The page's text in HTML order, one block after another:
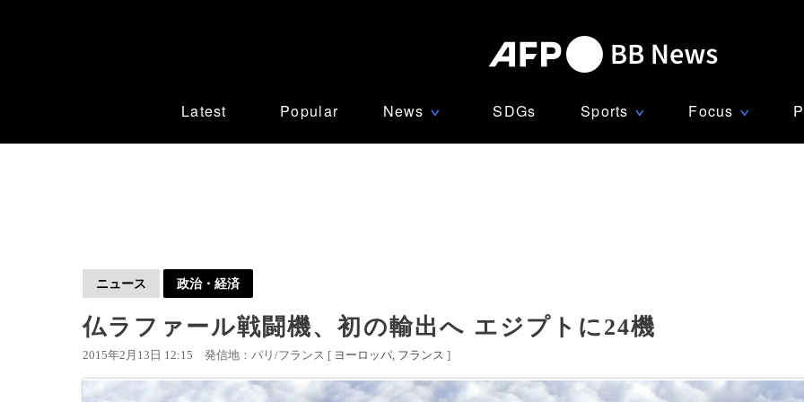
Latest Popular News ∨ SDGs Sports ∨ Focus ∨
ニュース 政治・経済
仏ラファール戦闘機、初の輸出へ エジプトに24機
2015年2月13日 12:15 発信地：パリ/フランス [ ヨーロッパ フランス ]